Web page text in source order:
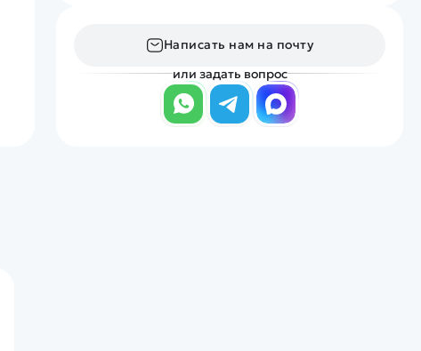
Написать нам на почту
или задать вопрос